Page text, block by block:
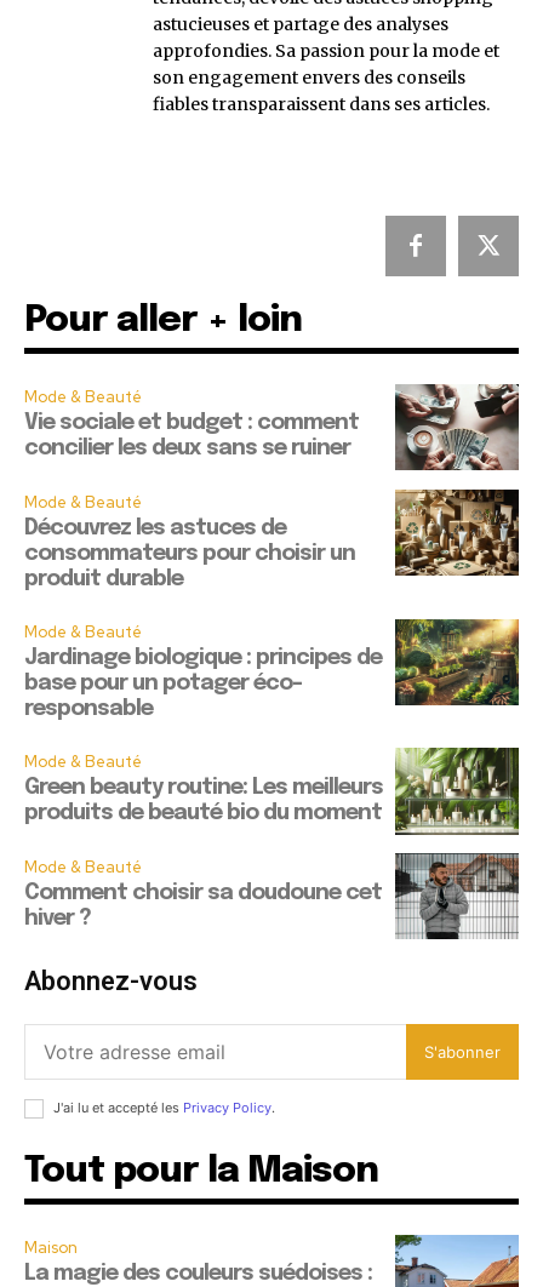
astucieuses et partage des analyses
approfondies. Sa passion pour la mode et
son engagement envers des conseils
fiables transparaissent dans ses articles.
Pour aller + loin
Mode & Beauté
Vie sociale et budget : comment
concilier les deux sans se ruiner
Mode & Beauté
Découvrez les astuces de
consommateurs pour choisir un
produit durable
Mode & Beauté
Jardinage biologique : principes de
base pour un potager éco-
responsable
Mode & Beauté
Green beauty routine: Les meilleurs
produits de beauté bio du moment
Mode & Beauté
Comment choisir sa doudoune cet
hiver ?
Abonnez-vous
S'abonner
J'ai lu et accepté les Privacy Policy.
Tout pour la Maison
Maison
La magie des couleurs suédoises :